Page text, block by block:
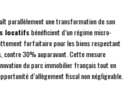
parallèlement une transformation de son
locatifs bénéficient d’un régime micro-
forfaitaire pour les biens respectant
contre 30% auparavant. Cette mesure
du parc immobilier français tout en
d’allègement fiscal non négligeable.